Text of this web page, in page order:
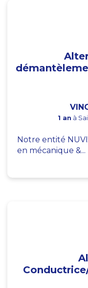
1 an à
Notre entité
en mécanique &...